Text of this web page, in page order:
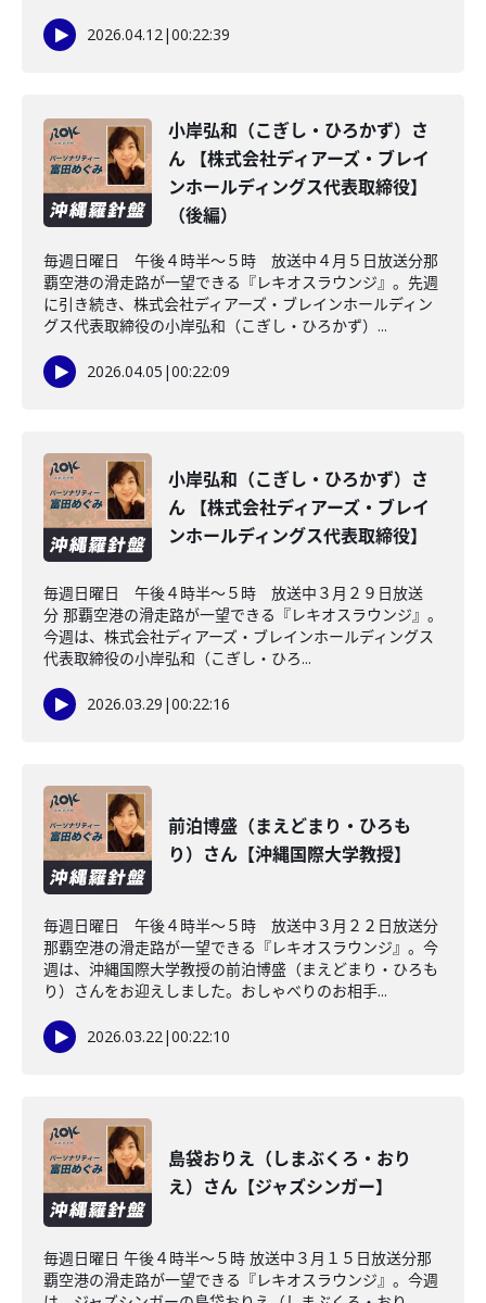
2026.04.12|00:22:39
小岸弘和（こぎし・ひろかず）さ
ん 【株式会社ディアーズ・ブレイ
ンホールディングス代表取締役】
（後編）
毎週日曜日 午後４時半～５時 放送中４月５日放送分那
覇空港の滑走路が一望できる『レキオスラウンジ』。先週
に引き続き、株式会社ディアーズ・ブレインホールディン
グス代表取締役の小岸弘和（こぎし・ひろかず）...
2026.04.05 |00:22:09
小岸弘和（こぎし・ひろかず）さ
ん 【株式会社ディアーズ・ブレイ
ンホールディングス代表取締役】
毎週日曜日 午後４時半～５時 放送中３月２９日放送
分 那覇空港の滑走路が一望できる『レキオスラウンジ』。
今週は、株式会社ディアーズ・ブレインホールディングス
代表取締役の小岸弘和（こぎし・ひろ...
2026.03.29 |00:22:16
前泊博盛（まえどまり・ひろも
り）さん【沖縄国際大学教授】
毎週日曜日 午後４時半～５時 放送中３月２２日放送分
那覇空港の滑走路が一望できる『レキオスラウンジ』。今
週は、沖縄国際大学教授の前泊博盛（まえどまり・ひろも
り）さんをお迎えしました。おしゃべりのお相手...
2026.03.22|00:22:10
島袋おりえ（しまぶくろ・おり
え）さん【ジャズシンガー】
毎週日曜日 午後４時半～５時 放送中３月１５日放送分那
覇空港の滑走路が一望できる『レキオスラウンジ』。今週